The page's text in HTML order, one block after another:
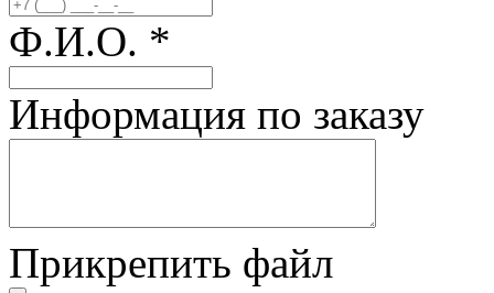
Ф.И.О. *
Информация по заказу
Прикрепить файл